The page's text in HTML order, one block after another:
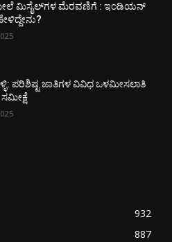
ಮಿಸೈಲ್​ಗಳ ಮೆರವಣಿಗೆ : ಇಂಡಿಯನ್
ಪರಿಶಿಷ್ಟ ಜಾತಿಗಳ ವಿವಿಧ ಒಳಮೀಸಲಾತಿ
ಸಮೀಕ್ಷೆ
932
887